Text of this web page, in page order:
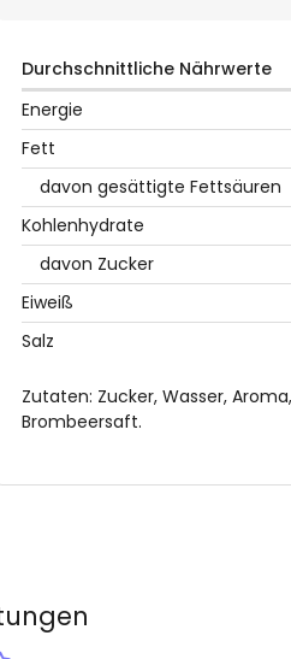
Durchschnittliche Nährwerte
Energie
Fett
davon gesättigte Fettsäuren
Kohlenhydrate
davon Zucker
Eiweiß
Salz
Zutaten: Zucker, Wasser,
Brombeersaft.